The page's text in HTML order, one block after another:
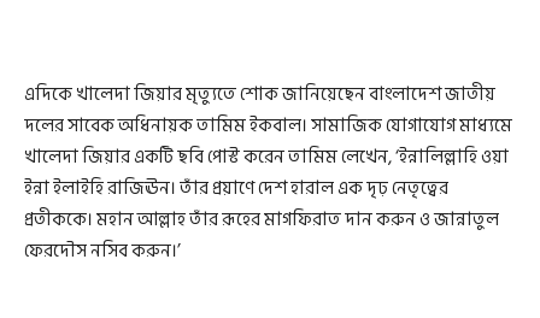
এদিকে খালেদা জিয়ার মৃত্যুতে শোক জানিয়েছেন বাংলাদেশ জাতীয়
দলের সাবেক অধিনায়ক তামিম ইকবাল। সামাজিক যোগাযোগ মাধ্যমে
খালেদা জিয়ার একটি ছবি পোস্ট করেন তামিম লেখেন, ‘ইন্নালিল্লাহি ওয়া
ইন্না ইলাইহি রাজিঊন। তাঁর প্রয়াণে দেশ হারাল এক দৃঢ় নেতৃত্বের
প্রতীককে। মহান আল্লাহ তাঁর রূহের মাগফিরাত দান করুন ও জান্নাতুল
ফেরদৌস নসিব করুন।’